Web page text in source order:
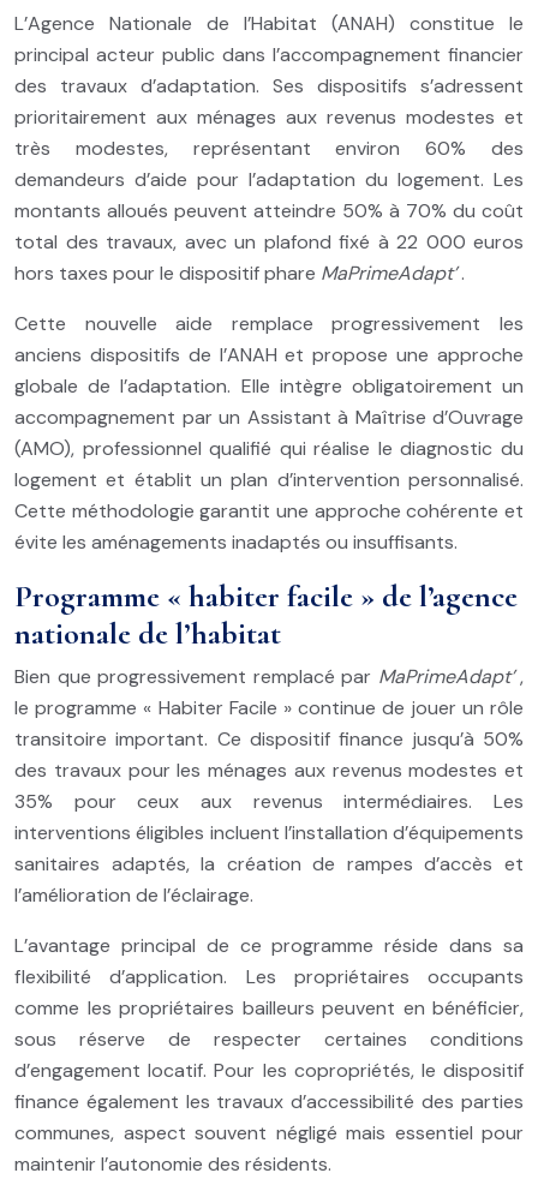
L’Agence Nationale de l’Habitat (ANAH) constitue le
principal acteur public dans l’accompagnement financier
des travaux d’adaptation. Ses dispositifs s’adressent
prioritairement aux ménages aux revenus modestes et
très modestes, représentant environ 60% des
demandeurs d’aide pour l’adaptation du logement. Les
montants alloués peuvent atteindre 50% à 70% du coût
total des travaux, avec un plafond fixé à 22 000 euros
hors taxes pour le dispositif phare MaPrimeAdapt’.
Cette nouvelle aide remplace progressivement les
anciens dispositifs de l’ANAH et propose une approche
globale de l’adaptation. Elle intègre obligatoirement un
accompagnement par un Assistant à Maîtrise d’Ouvrage
(AMO), professionnel qualifié qui réalise le diagnostic du
logement et établit un plan d’intervention personnalisé.
Cette méthodologie garantit une approche cohérente et
évite les aménagements inadaptés ou insuffisants.
Programme « habiter facile » de l’agence
nationale de l’habitat
Bien que progressivement remplacé par MaPrimeAdapt’,
le programme « Habiter Facile » continue de jouer un rôle
transitoire important. Ce dispositif finance jusqu’à 50%
des travaux pour les ménages aux revenus modestes et
35% pour ceux aux revenus intermédiaires. Les
interventions éligibles incluent l’installation d’équipements
sanitaires adaptés, la création de rampes d’accès et
l’amélioration de l’éclairage.
L’avantage principal de ce programme réside dans sa
flexibilité d’application. Les propriétaires occupants
comme les propriétaires bailleurs peuvent en bénéficier,
sous réserve de respecter certaines conditions
d’engagement locatif. Pour les copropriétés, le dispositif
finance également les travaux d’accessibilité des parties
communes, aspect souvent négligé mais essentiel pour
maintenir l’autonomie des résidents.